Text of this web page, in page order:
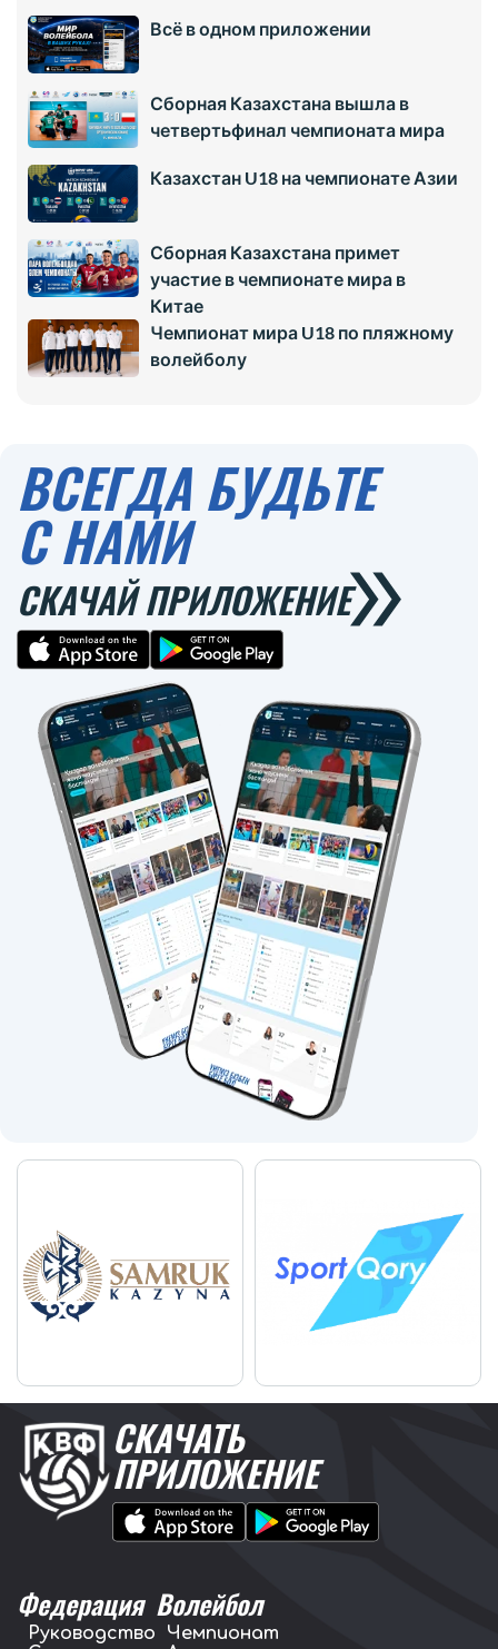
Всё в одном приложении
Сборная Казахстана вышла в
четвертьфинал чемпионата мира
Казахстан U18 на чемпионате Азии
Сборная Казахстана примет
участие в чемпионате мира в
Китае
Чемпионат мира U18 по пляжному
волейболу
ВСЕГДА БУДЬТЕ
С НАМИ
СКАЧАЙ ПРИЛОЖЕНИЕ
СКАЧАТЬ
ПРИЛОЖЕНИЕ
Федерация
Руководство
Волейбол
Чемпионат